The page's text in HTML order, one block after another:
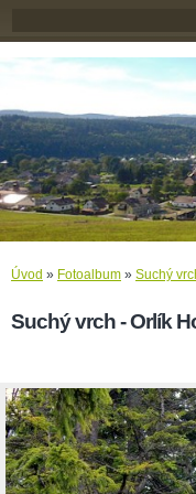
Úvod » Fotoalbum » Suchý
Suchý vrch - Orlík